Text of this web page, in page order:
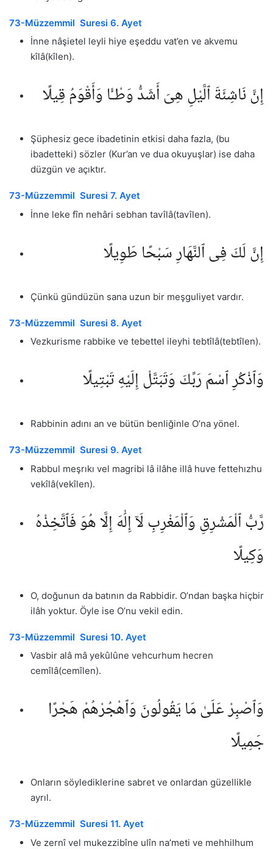
73-Müzzemmil Suresi 6. Ayet
İnne nâşietel leyli hiye eşeddu vat’en ve akvemu
kîlâ(kîlen).
إِنَّ نَاشِئَةَ ٱلَّيْلِ هِىَ أَشَدُّ وَطْـًٔا وَأَقْوَمُ قِيلًا
Şüphesiz gece ibadetinin etkisi daha fazla, (bu
ibadetteki) sözler (Kur’an ve dua okuyuşlar) ise daha
düzgün ve açıktır.
73-Müzzemmil Suresi 7. Ayet
İnne leke fîn nehâri sebhan tavîlâ(tavîlen).
إِنَّ لَكَ فِى ٱلنَّهَارِ سَبْحًا طَوِيلًا
Çünkü gündüzün sana uzun bir meşguliyet vardır.
73-Müzzemmil Suresi 8. Ayet
Vezkurisme rabbike ve tebettel ileyhi tebtîlâ(tebtîlen).
وَٱذْكُرِ ٱسْمَ رَبِّكَ وَتَبَتَّلْ إِلَيْهِ تَبْتِيلًا
Rabbinin adını an ve bütün benliğinle O’na yönel.
73-Müzzemmil Suresi 9. Ayet
Rabbul meşrıkı vel magribi lâ ilâhe illâ huve fettehızhu
vekîlâ(vekîlen).
رَّبُّ ٱلْمَشْرِقِ وَٱلْمَغْرِبِ لَآ إِلَٰهَ إِلَّا هُوَ فَٱتَّخِذْهُ
وَكِيلًا
O, doğunun da batının da Rabbidir. O’ndan başka hiçbir
ilâh yoktur. Öyle ise O’nu vekil edin.
73-Müzzemmil Suresi 10. Ayet
Vasbir alâ mâ yekûlûne vehcurhum hecren
cemîlâ(cemîlen).
وَٱصْبِرْ عَلَىٰ مَا يَقُولُونَ وَٱهْجُرْهُمْ هَجْرًا
جَمِيلًا
Onların söylediklerine sabret ve onlardan güzellikle
ayrıl.
73-Müzzemmil Suresi 11. Ayet
Ve zernî vel mukezzibîne ulîn na’meti ve mehhilhum